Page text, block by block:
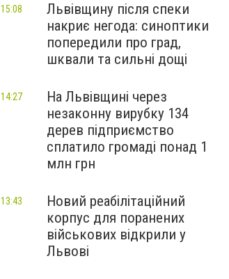
Львівщину після спеки
накриє негода: синоптики
попередили про град,
шквали та сильні дощі
15:08
На Львівщині через
незаконну вирубку 134
дерев підприємство
сплатило громаді понад 1
млн грн
14:27
Новий реабілітаційний
корпус для поранених
військових відкрили у
Львові
13:43